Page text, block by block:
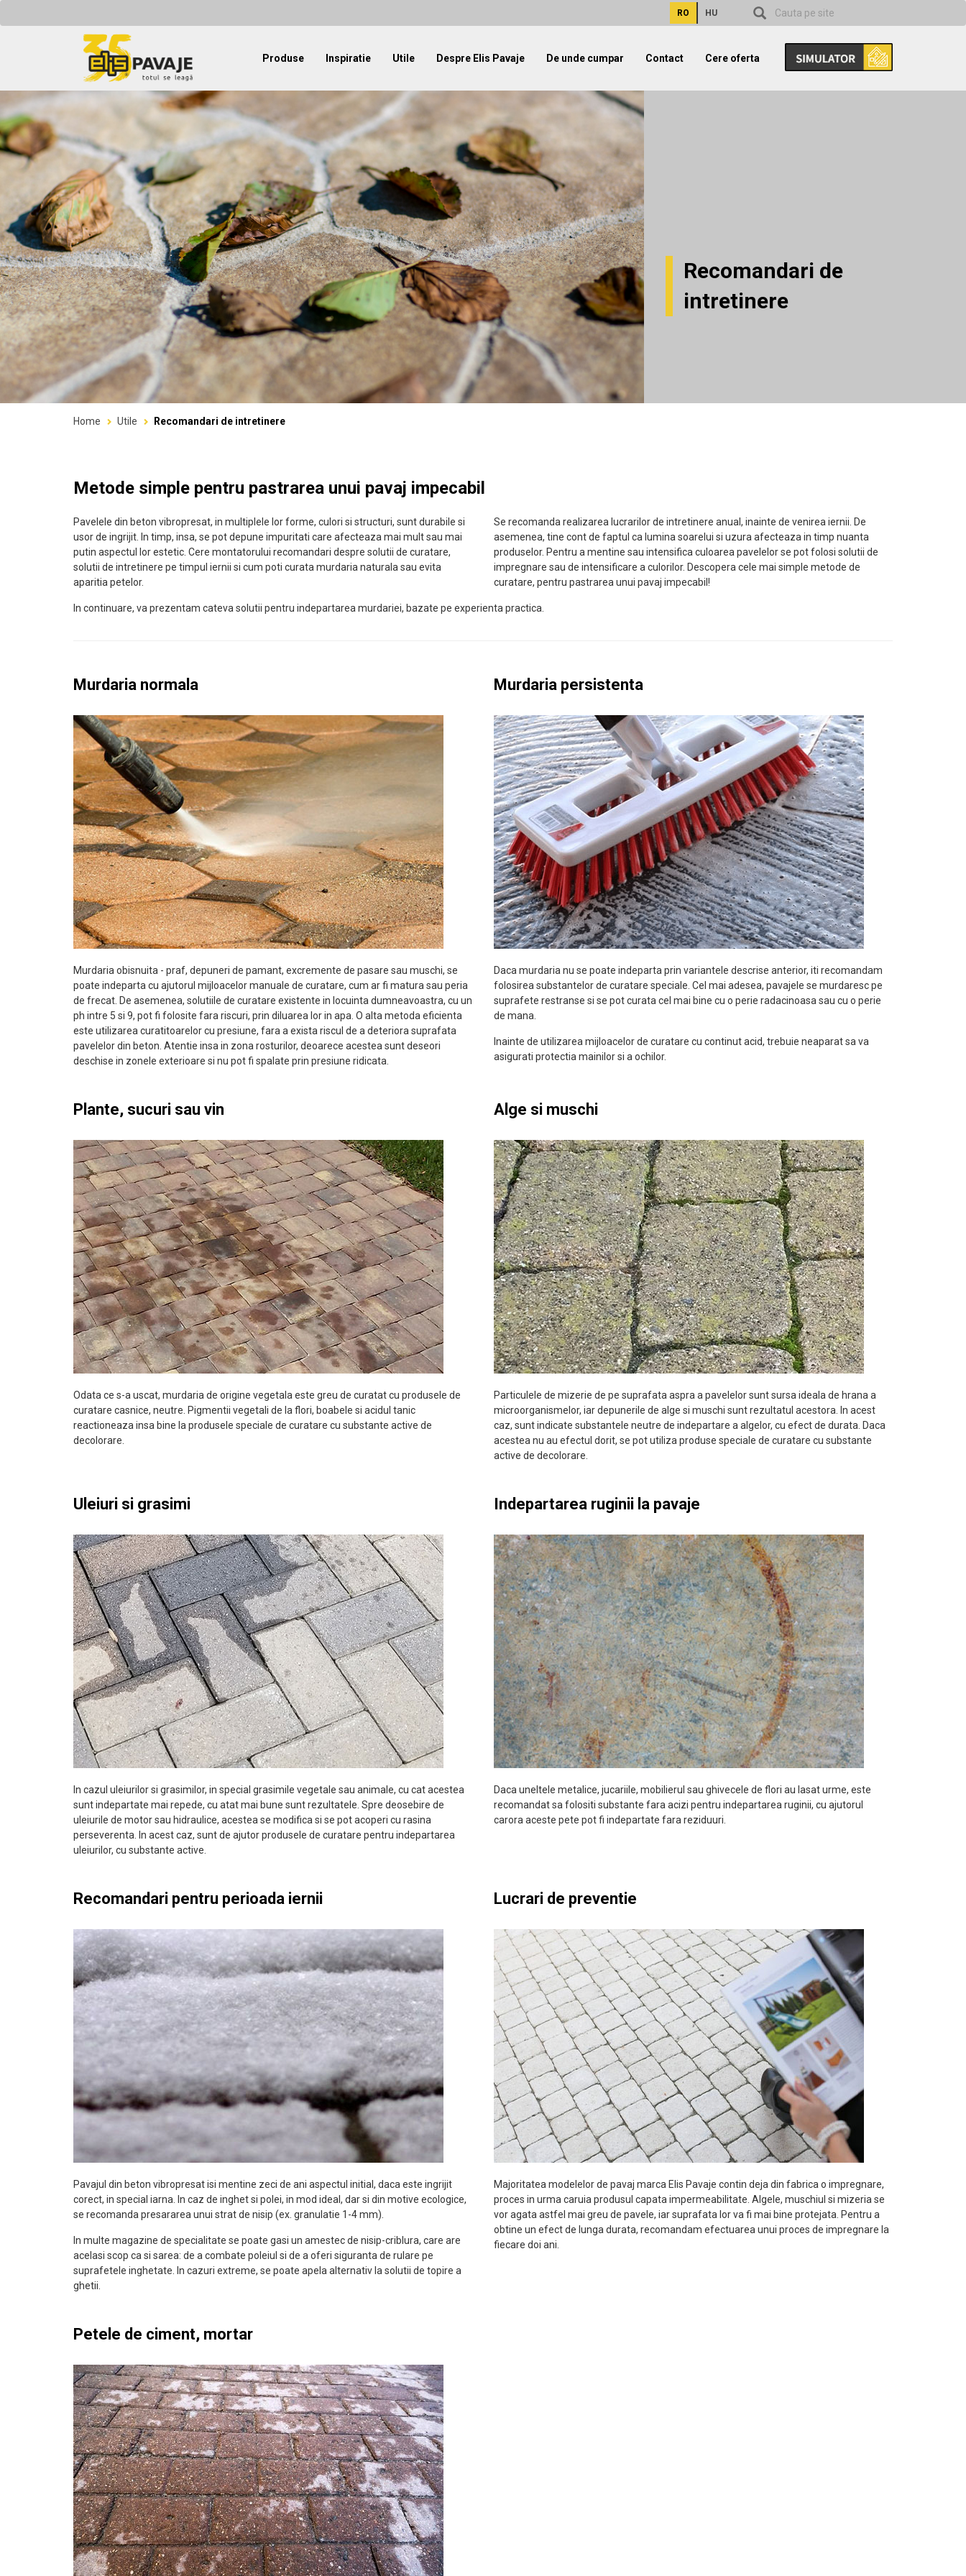
RO HU
Produse Inspiratie Utile Despre Elis Pavaje De unde cumpar Contact Cere oferta
Recomandari de
intretinere
Home Utile Recomandari de intretinere
Metode simple pentru pastrarea unui pavaj impecabil
Pavelele din beton vibropresat, in multiplele lor forme, culori si structuri, sunt durabile si
usor de ingrijit. In timp, insa, se pot depune impuritati care afecteaza mai mult sau mai
putin aspectul lor estetic. Cere montatorului recomandari despre solutii de curatare,
solutii de intretinere pe timpul iernii si cum poti curata murdaria naturala sau evita
aparitia petelor.
Se recomanda realizarea lucrarilor de intretinere anual, inainte de venirea iernii. De
asemenea, tine cont de faptul ca lumina soarelui si uzura afecteaza in timp nuanta
produselor. Pentru a mentine sau intensifica culoarea pavelelor se pot folosi solutii de
impregnare sau de intensificare a culorilor. Descopera cele mai simple metode de
curatare, pentru pastrarea unui pavaj impecabil!
In continuare, va prezentam cateva solutii pentru indepartarea murdariei, bazate pe experienta practica.
Murdaria normala
Murdaria obisnuita - praf, depuneri de pamant, excremente de pasare sau muschi, se
poate indeparta cu ajutorul mijloacelor manuale de curatare, cum ar fi matura sau peria
de frecat. De asemenea, solutiile de curatare existente in locuinta dumneavoastra, cu un
ph intre 5 si 9, pot fi folosite fara riscuri, prin diluarea lor in apa. O alta metoda eficienta
este utilizarea curatitoarelor cu presiune, fara a exista riscul de a deteriora suprafata
pavelelor din beton. Atentie insa in zona rosturilor, deoarece acestea sunt deseori
deschise in zonele exterioare si nu pot fi spalate prin presiune ridicata.
Murdaria persistenta
Daca murdaria nu se poate indeparta prin variantele descrise anterior, iti recomandam
folosirea substantelor de curatare speciale. Cel mai adesea, pavajele se murdaresc pe
suprafete restranse si se pot curata cel mai bine cu o perie radacinoasa sau cu o perie
de mana.
Inainte de utilizarea mijloacelor de curatare cu continut acid, trebuie neaparat sa va
asigurati protectia mainilor si a ochilor.
Plante, sucuri sau vin
Odata ce s-a uscat, murdaria de origine vegetala este greu de curatat cu produsele de
curatare casnice, neutre. Pigmentii vegetali de la flori, boabele si acidul tanic
reactioneaza insa bine la produsele speciale de curatare cu substante active de
decolorare.
Alge si muschi
Particulele de mizerie de pe suprafata aspra a pavelelor sunt sursa ideala de hrana a
microorganismelor, iar depunerile de alge si muschi sunt rezultatul acestora. In acest
caz, sunt indicate substantele neutre de indepartare a algelor, cu efect de durata. Daca
acestea nu au efectul dorit, se pot utiliza produse speciale de curatare cu substante
active de decolorare.
Uleiuri si grasimi
In cazul uleiurilor si grasimilor, in special grasimile vegetale sau animale, cu cat acestea
sunt indepartate mai repede, cu atat mai bune sunt rezultatele. Spre deosebire de
uleiurile de motor sau hidraulice, acestea se modifica si se pot acoperi cu rasina
perseverenta. In acest caz, sunt de ajutor produsele de curatare pentru indepartarea
uleiurilor, cu substante active.
Indepartarea ruginii la pavaje
Daca uneltele metalice, jucariile, mobilierul sau ghivecele de flori au lasat urme, este
recomandat sa folositi substante fara acizi pentru indepartarea ruginii, cu ajutorul
carora aceste pete pot fi indepartate fara reziduuri.
Recomandari pentru perioada iernii
Pavajul din beton vibropresat isi mentine zeci de ani aspectul initial, daca este ingrijit
corect, in special iarna. In caz de inghet si polei, in mod ideal, dar si din motive ecologice,
se recomanda presararea unui strat de nisip (ex. granulatie 1-4 mm).
In multe magazine de specialitate se poate gasi un amestec de nisip-criblura, care are
acelasi scop ca si sarea: de a combate poleiul si de a oferi siguranta de rulare pe
suprafetele inghetate. In cazuri extreme, se poate apela alternativ la solutii de topire a
ghetii.
Lucrari de preventie
Majoritatea modelelor de pavaj marca Elis Pavaje contin deja din fabrica o impregnare,
proces in urma caruia produsul capata impermeabilitate. Algele, muschiul si mizeria se
vor agata astfel mai greu de pavele, iar suprafata lor va fi mai bine protejata. Pentru a
obtine un efect de lunga durata, recomandam efectuarea unui proces de impregnare la
fiecare doi ani.
Petele de ciment, mortar